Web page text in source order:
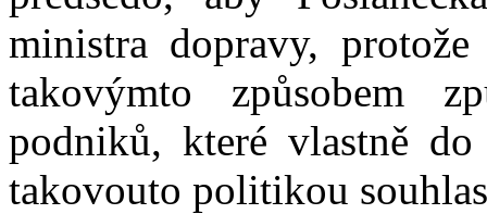
ministra dopravy,
takovýmto způsobem
podniků, které vlastně
takovouto politikou